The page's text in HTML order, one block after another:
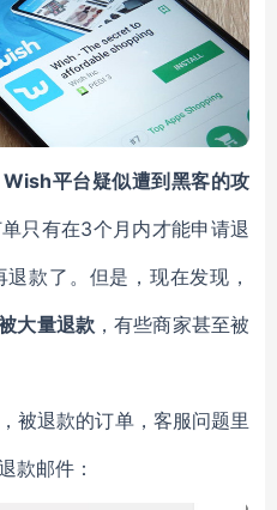
Wish平台疑似遭到黑客的攻
只有在3个月内才能申请退
款了。但是，现在发现，
大量退款 ，有些商家甚至被
被退款的订单，客服问题里
款邮件：